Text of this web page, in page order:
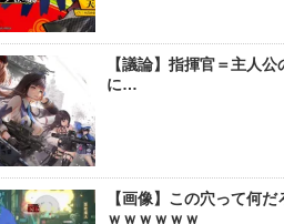
【議論】指揮官＝主人
に…
【画像】この穴って何だ
ｗｗｗｗｗｗ